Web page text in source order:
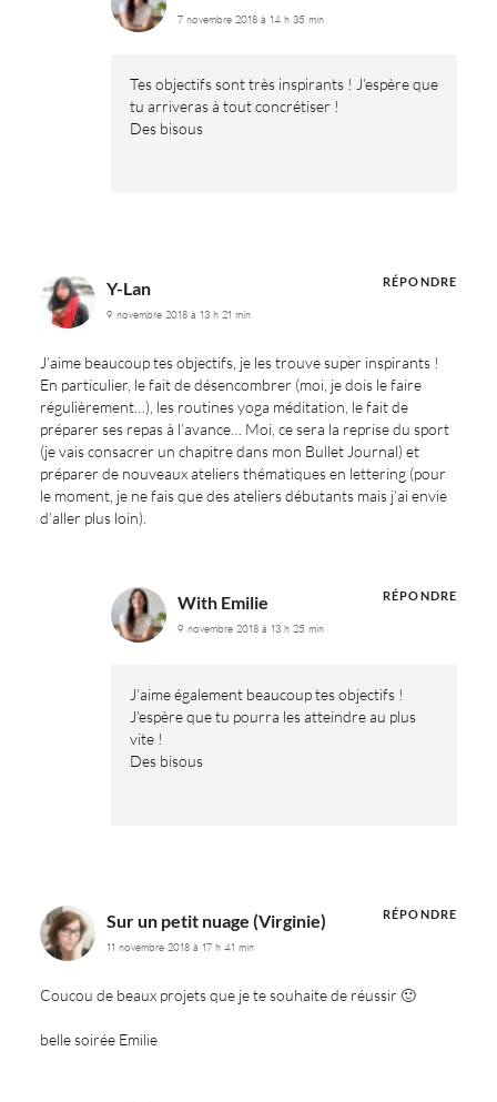
7 novembre 2018 à 14 h 35 min
Tes objectifs sont très inspirants ! J’espère que
tu arriveras à tout concrétiser !
Des bisous
Y-Lan
9 novembre 2018 à 13 h 21 min
J’aime beaucoup tes objectifs, je les trouve super inspirants !
En particulier, le fait de désencombrer (moi, je dois le faire
régulièrement…), les routines yoga méditation, le fait de
préparer ses repas à l’avance… Moi, ce sera la reprise du sport
(je vais consacrer un chapitre dans mon Bullet Journal) et
préparer de nouveaux ateliers thématiques en lettering (pour
le moment, je ne fais que des ateliers débutants mais j’ai envie
d’aller plus loin).
RÉPONDRE
With Emilie
9 novembre 2018 à 13 h 25 min
J’aime également beaucoup tes objectifs !
J’espère que tu pourra les atteindre au plus
vite !
Des bisous
RÉPONDRE
Sur un petit nuage (Virginie)
11 novembre 2018 à 17 h 41 min
Coucou de beaux projets que je te souhaite de réussir 🙂
belle soirée Emilie
RÉPONDRE